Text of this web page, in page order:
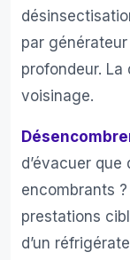
par
profondeur.
voisinage.
d’évacuer
encombrants
prestations
d’un